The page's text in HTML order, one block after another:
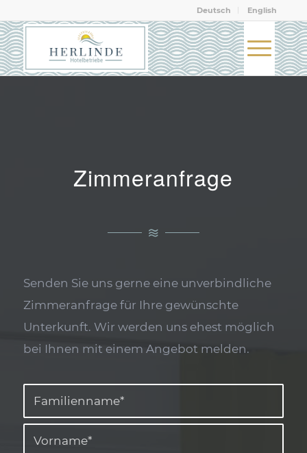
Deutsch English
Zimmeranfrage
Senden Sie uns gerne eine unverbindliche
Zimmeranfrage für Ihre gewünschte
Unterkunft. Wir werden uns ehest möglich
bei Ihnen mit einem Angebot melden.